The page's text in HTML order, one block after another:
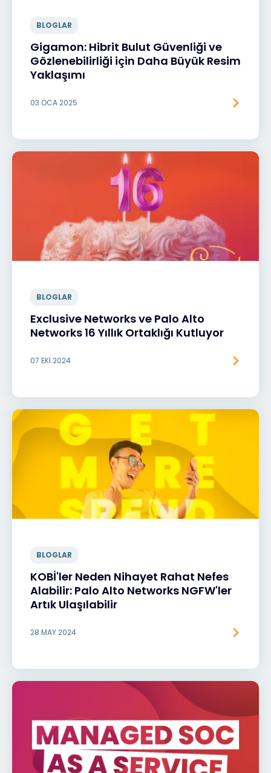
BLOGLAR
Gigamon: Hibrit Bulut Güvenliği ve
Gözlenebilirliği için Daha Büyük Resim
Yaklaşımı
03 OCA 2025
BLOGLAR
Exclusive Networks ve Palo Alto
Networks 16 Yıllık Ortaklığı Kutluyor
07 EKI 2024
BLOGLAR
KOBİ'ler Neden Nihayet Rahat Nefes
Alabilir: Palo Alto Networks NGFW'ler
Artık Ulaşılabilir
28 MAY 2024